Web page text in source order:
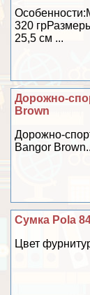
320
25,5 см ...
Дорожно-
Brown
Дорожно-
Bangor
Сумка Pola
Цвет